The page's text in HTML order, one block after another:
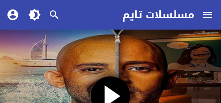
مسلسلات تايم